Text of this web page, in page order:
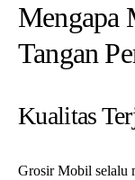
Mengapa
Tangan
Kualitas
Grosir Mobil selalu